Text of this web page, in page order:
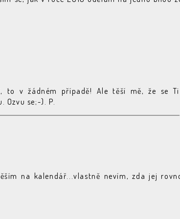
to v žádném případě! Ale těší mě, že se Ti
Ozvu se;-). P.
na kalendář...vlastně nevím, zda jej